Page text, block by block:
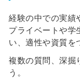
経験の中での実績
プライベートや学
い、適性や資質を
複数の質問、深掘
う。